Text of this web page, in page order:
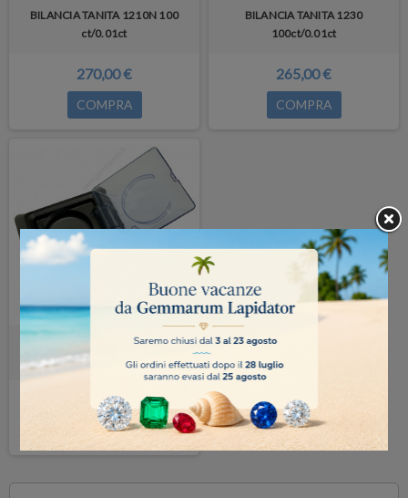
BILANCIA TANITA 1210N 100
ct/0.01ct
270,00 €
COMPRA
BILANCIA TANITA 1230
100ct/0.01ct
265,00 €
COMPRA
BILANCIA TANITA 500 ct/0.01ct
400,00 €
COMPRA